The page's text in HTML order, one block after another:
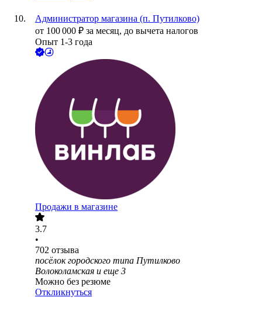
Администратор магазина (п. Путилково)
от 100 000 ₽ за месяц, до вычета налогов
Опыт 1-3 года
Продажи в магазине
3.7
•
702 отзыва
посёлок городского типа Путилково
Волоколамская и еще 3
Можно без резюме
Откликнуться